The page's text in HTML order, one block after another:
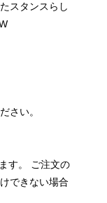
スタンスらし
さい。
す。 ご注文の
できない場合